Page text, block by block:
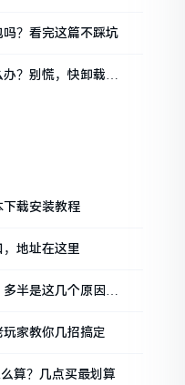
？看完这篇不踩坑
？别慌，快卸载，
载安装教程
地址在这里
半是这几个原因闹
家教你几招搞定
算？几点买最划算